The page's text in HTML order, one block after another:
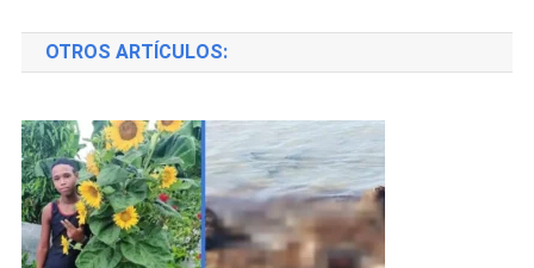
de
entradas
OTROS ARTÍCULOS: